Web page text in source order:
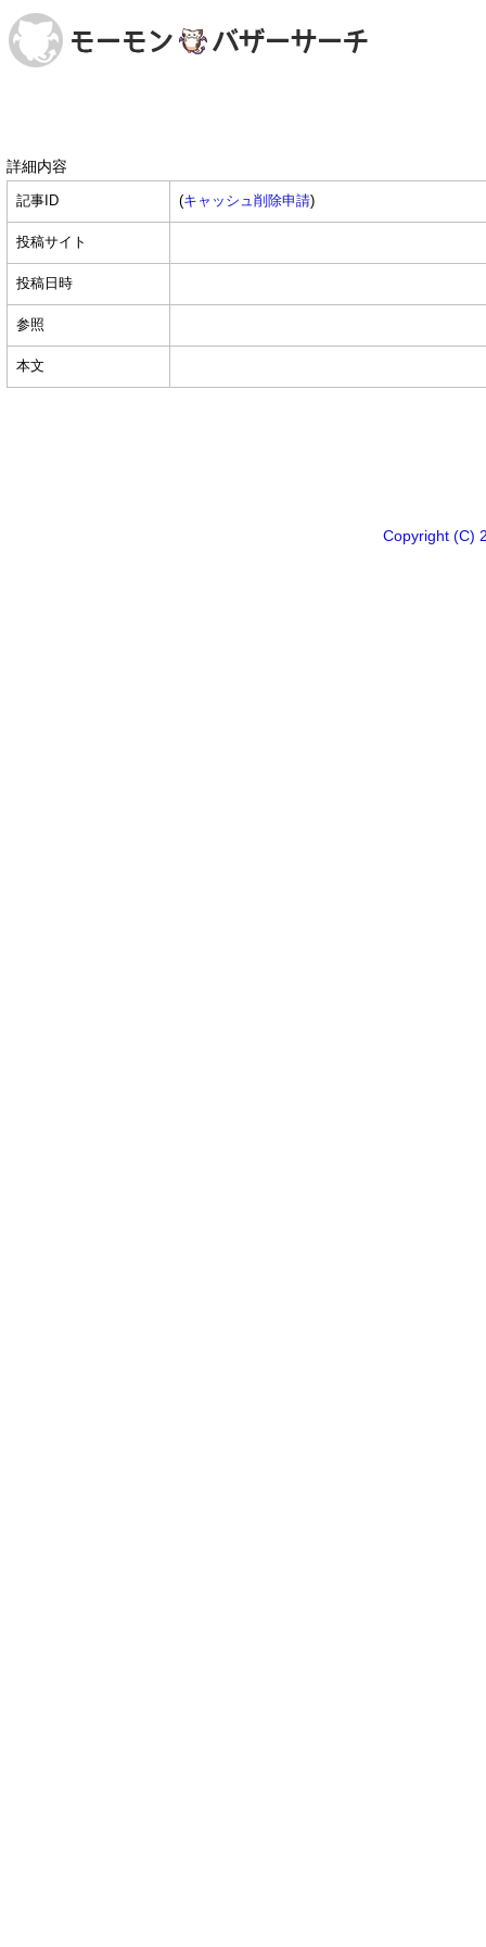
詳細内容
記事ID (キャッシュ削除申請)
投稿サイト
投稿日時
参照
本文
Copyright (C)